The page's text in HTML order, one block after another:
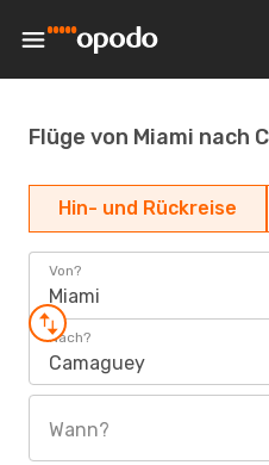
Flüge von Miami nach
Hin- und Rückreise
Von?
Miami
Nach?
Camaguey
Wann?